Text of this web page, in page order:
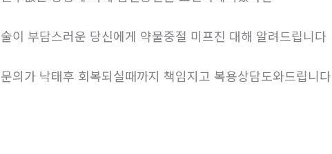
이 부담스러운 당신에게 약물중절 미프진 대해 알려드립니다
의가 낙태후 회복되실때까지 책임지고 복용상담도와드립니다